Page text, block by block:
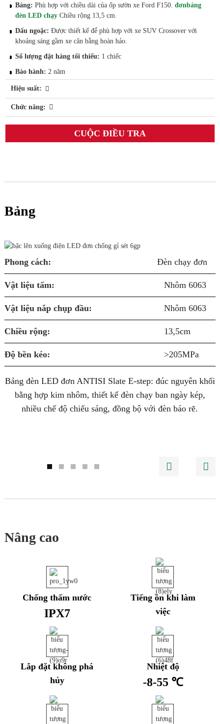
Bảng:Phù hợp với chiều dài của ốp sườn xe Ford F150.đơnbảng
đèn LED chạy Chiều rộng 13,5 cm.
Dấu ngoặc: Được thiết kế để phù hợp với xe SUV Crossover với
khoảng sáng gầm xe cân bằng hoàn hảo.
Số lượng đặt hàng tối thiểu: 1 chiếc
Bảo hành: 2 năm
Hiệu suất:
Chức năng:
- Hỗ trợ kỹ thuật sau bán hàng từ xa
CUỘC ĐIỀU TRA
Bảng
Phong cách: Đèn chạy đơn
Vật liệu tấm: Nhôm 6063
Vật liệu nắp chụp đầu: Nhôm 6063
Chiều rộng: 13,5cm
Độ bền kéo: >205MPa
Bảng đèn LED đơn ANTISI Slate E-step: đúc nguyên khối
bằng hợp kim nhôm, thiết kế đèn chạy ban ngày kép,
nhiều chế độ chiếu sáng, đồng bộ với đèn báo rẽ.
Nâng cao
Chống thấm nước
IPX7
Tiếng ồn khi làm
việc
Lắp đặt không phá
hủy
Nhiệt độ
-8-55 ℃